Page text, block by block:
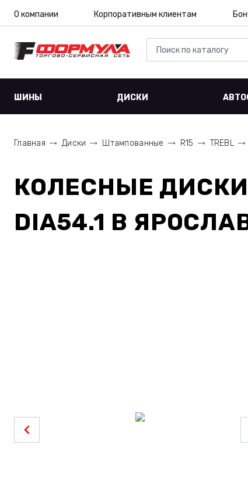
О компании Корпоративным клиентам
ШИНЫ ДИСКИ
Главная Диски Штампованные R15 TREBL
КОЛЕСНЫЕ ДИСКИ
DIA54.1 В